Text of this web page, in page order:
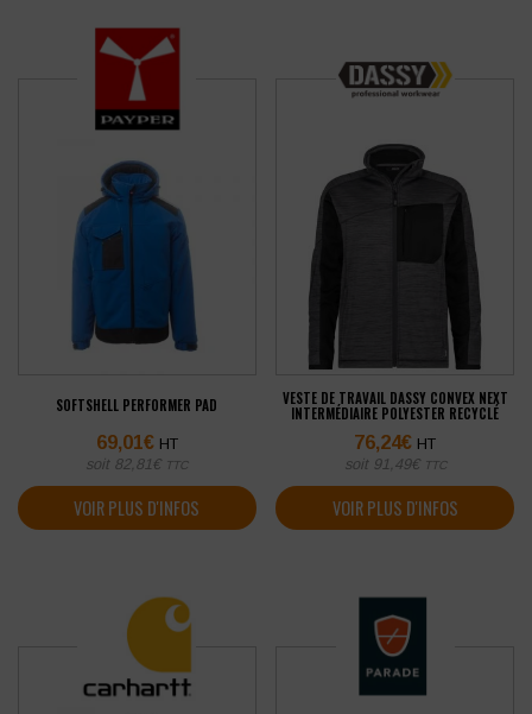
SOFTSHELL PERFORMER PAD
69,01€ HT
soit 82,81 € TTC
VOIR PLUS D'INFOS
VESTE DE TRAVAIL DASSY CONVEX NEXT
INTERMÉDIAIRE POLYESTER RECYCLÉ
76,24€ HT
soit 91,49€ TTC
VOIR PLUS D'INFOS